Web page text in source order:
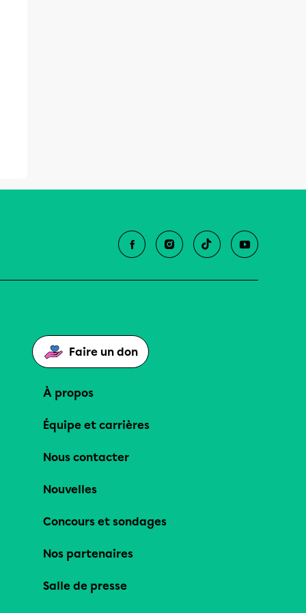
Faire un don
À propos
Équipe et carrières
Nous contacter
Nouvelles
Concours et sondages
Nos partenaires
Salle de presse